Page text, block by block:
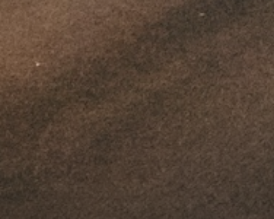
1. JUNI 2026
FLINTA*RIDE MIT WIEBKE
LÜHMANN